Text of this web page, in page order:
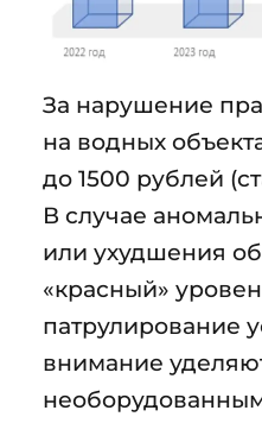
За нарушение
на водных
до 1500 рублей
В случае
или ухудшения
«красный»
патрулирование
внимание